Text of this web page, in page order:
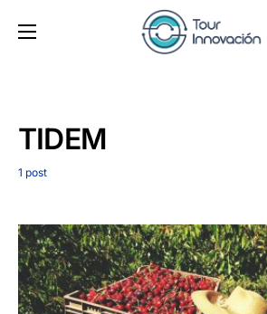
TIDEM
1 post